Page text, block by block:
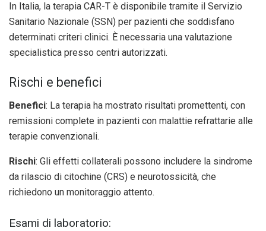
In Italia, la terapia CAR-T è disponibile tramite il Servizio
Sanitario Nazionale (SSN) per pazienti che soddisfano
determinati criteri clinici. È necessaria una valutazione
specialistica presso centri autorizzati.
Rischi e benefici
Benefici: La terapia ha mostrato risultati promettenti, con
remissioni complete in pazienti con malattie refrattarie alle
terapie convenzionali.
Rischi: Gli effetti collaterali possono includere la sindrome
da rilascio di citochine (CRS) e neurotossicità, che
richiedono un monitoraggio attento.
Esami di laboratorio: